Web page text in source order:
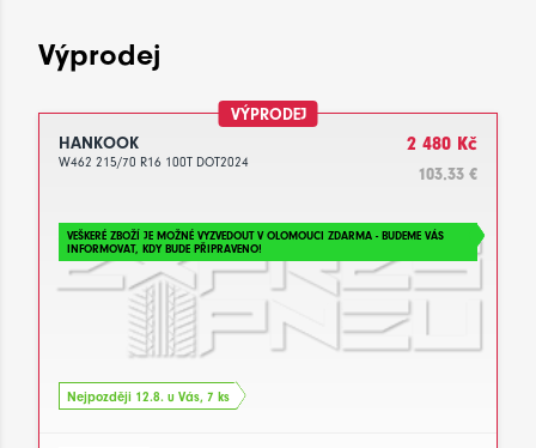
Výprodej
VÝPRODEJ
HANKOOK
W462 215/70 R16 100T DOT2024
2 480 Kč
103.33 €
VEŠKERÉ ZBOŽÍ JE MOŽNÉ VYZVEDOUT V OLOMOUCI ZDARMA - BUDEME VÁS
INFORMOVAT, KDY BUDE PŘIPRAVENO!
Nejpozději 12.8. u Vás, 7 ks